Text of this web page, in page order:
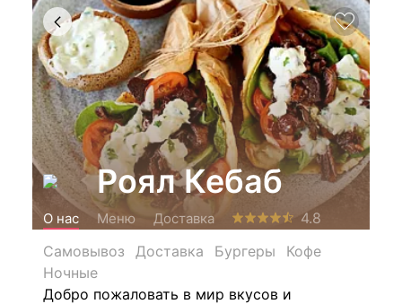
Роял Кебаб
О нас Меню Доставка
4.8
Самовывоз
Доставка Бургеры
Кофе
Ночные
Добро пожаловать в мир вкусов и